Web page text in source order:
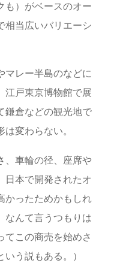
も）がベースのオー
相当広いバリエーシ
マレー半島のなどに
江戸東京博物館で展
鎌倉などの観光地で
変わらない。
、車輪の径、座席や
日本で開発されたオ
かったためかもしれ
なんて言うつもりは
てこの商売を始めさ
う説もある。）